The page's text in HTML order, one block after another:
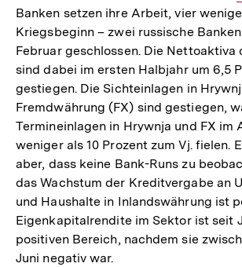
Banken setzen ihre Arbeit, vier
Kriegsbeginn – zwei russische
Februar geschlossen. Die Nettoaktiva
sind dabei im ersten Halbjahr um 6,5
gestiegen. Die Sichteinlagen in
Fremdwährung (FX) sind gestiegen,
Termineinlagen in Hrywnja und FX im
weniger als 10 Prozent zum Vj. fielen.
aber, dass keine Bank-Runs zu
das Wachstum der Kreditvergabe an
und Haushalte in Inlandswährung ist
Eigenkapitalrendite im Sektor ist seit
positiven Bereich, nachdem sie
Juni negativ war.